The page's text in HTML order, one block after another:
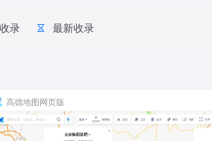
录 最新收录
高德地图网页版